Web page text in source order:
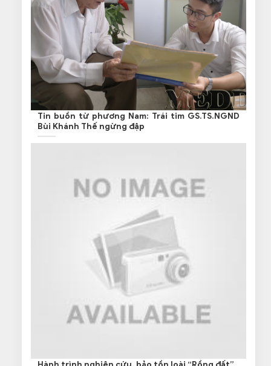
Tin buồn từ phương Nam: Trái tim GS.TS.NGND
Bùi Khánh Thế ngừng đập